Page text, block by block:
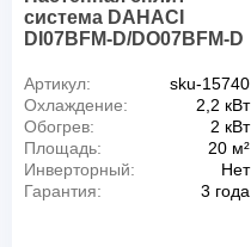
система DAHACI
DI07BFM-D/DO07BFM-D
Артикул:
sku-15740
Охлаждение:
2,2 кВт
Обогрев:
2 кВт
Площадь:
20 м²
Инверторный:
Нет
Гарантия:
3 года